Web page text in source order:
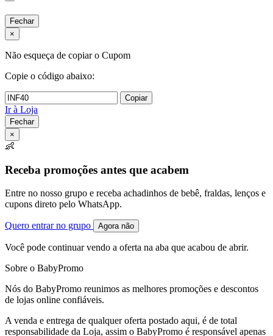
Fechar
×
Não esqueça de copiar o Cupom
Copie o código abaixo:
Copiar
Ir à Loja
Fechar
×
👶
Receba promoções antes que acabem
Entre no nosso grupo e receba achadinhos de bebê, fraldas, lenços e
cupons direto pelo WhatsApp.
Quero entrar no grupo Agora não
Você pode continuar vendo a oferta na aba que acabou de abrir.
Sobre o BabyPromo
Nós do BabyPromo reunimos as melhores promoções e descontos
de lojas online confiáveis.
A venda e entrega de qualquer oferta postado aqui, é de total
responsabilidade da Loja, assim o BabyPromo é responsável apenas